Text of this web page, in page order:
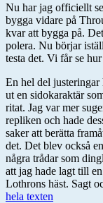
Nu har jag officiellt
bygga vidare på
kvar att bygga på.
polera. Nu börjar
testa det. Vi får se
En hel del
ut en sidokaraktär
ritat. Jag var mer
repliken och hade
saker att berätta
det. Det blev också
några trådar som
att jag hade lagt till
Lothrons häst. Sagt
hela texten